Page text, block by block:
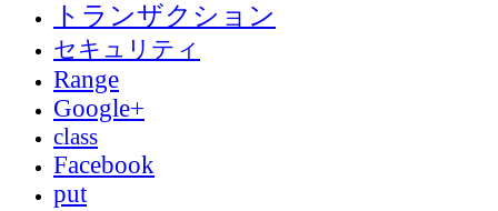
トランザクション
セキュリティ
Range
Google+
class
Facebook
put